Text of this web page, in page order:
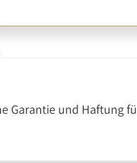
Garantie und Haftung